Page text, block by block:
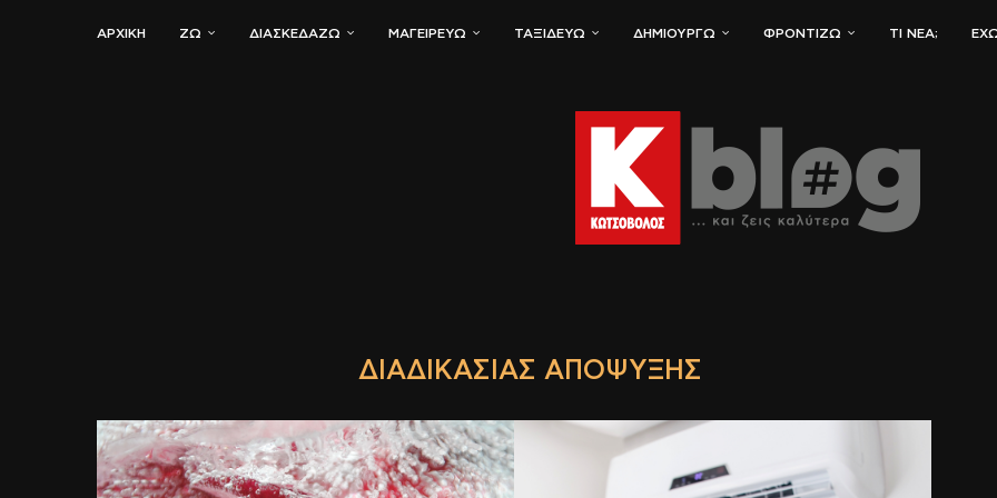
ΑΡΧΙΚΗ ΖΏ ΔΙΑΣΚΕΔΆΖΩ ΜΑΓΕΙΡΕΎΩ ΤΑΞΙΔΕΎΩ ΔΗΜΙΟΥΡΓΏ ΦΡΟΝΤΊΖΩ ΤΙ ΝΈΑ;
ΔΙΑΔΙΚΑΣΊΑΣ ΑΠΌΨΥΞΗΣ